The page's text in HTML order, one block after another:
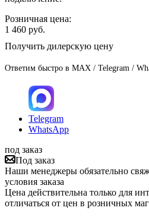
Розничная цена:
1 460 руб.
Получить дилерскую цену
Ответим быстро в MAX / Telegram /
Telegram
WhatsApp
под заказ
Под заказ
Наши менеджеры обязательно
условия заказа
Цена действительна только для
отличаться от цен в розничных